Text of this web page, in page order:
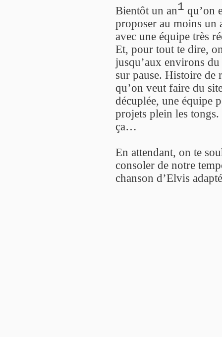
Bientôt un an1 qu’on
proposer au moins un
avec une équipe très
Et, pour tout te dire,
jusqu’aux environs
sur pause. Histoire de
qu’on veut faire du
décuplée, une équipe
projets plein les
ça…
En attendant, on te
consoler de notre
chanson d’Elvis